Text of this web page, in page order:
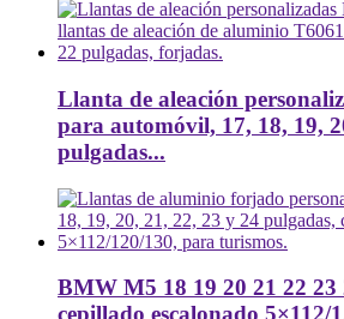
Llanta de aleación
para automóvil, 17, 18, 19,
pulgadas...
BMW M5 18 19 20 21 22 23
cepillado escalonado 5×112/